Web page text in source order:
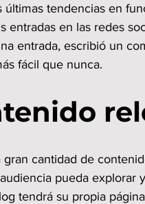
últimas tendencias en
entradas en las redes
entrada, escribió un
fácil que nunca.
gran cantidad de
pueda
tendrá su propia